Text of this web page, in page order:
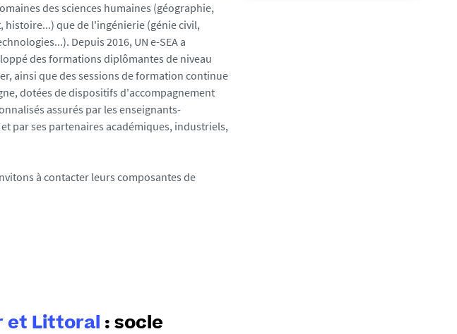
des sciences humaines (géographie,
histoire...) que de l'ingénierie (génie civil,
Depuis 2016, UN e-SEA a
des formations diplômantes de niveau
ainsi que des sessions de formation continue
dotées de dispositifs d'accompagnement
assurés par les enseignants-
par ses partenaires académiques, industriels,
à contacter leurs composantes de
et Littoral : socle